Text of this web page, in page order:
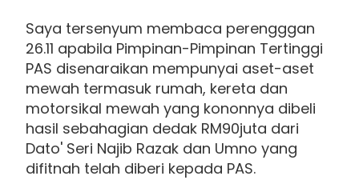
Saya tersenyum membaca perengggan
26.11 apabila Pimpinan-Pimpinan Tertinggi
PAS disenaraikan mempunyai aset-aset
mewah termasuk rumah, kereta dan
motorsikal mewah yang kononnya dibeli
hasil sebahagian dedak RM90juta dari
Dato' Seri Najib Razak dan Umno yang
difitnah telah diberi kepada PAS.